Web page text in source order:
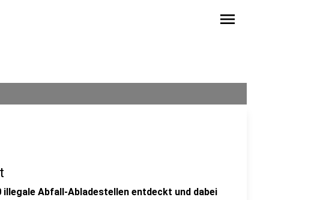
menu
illegale Abfall-Abladestellen entdeckt und dabei